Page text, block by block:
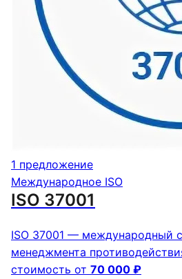
1 предложение
Международное ISO
ISO 37001
ISO 37001 — международный
менеджмента
стоимость от 70 000 ₽